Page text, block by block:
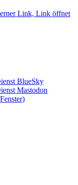
Link, Link öffnet
BlueSky
Mastodon